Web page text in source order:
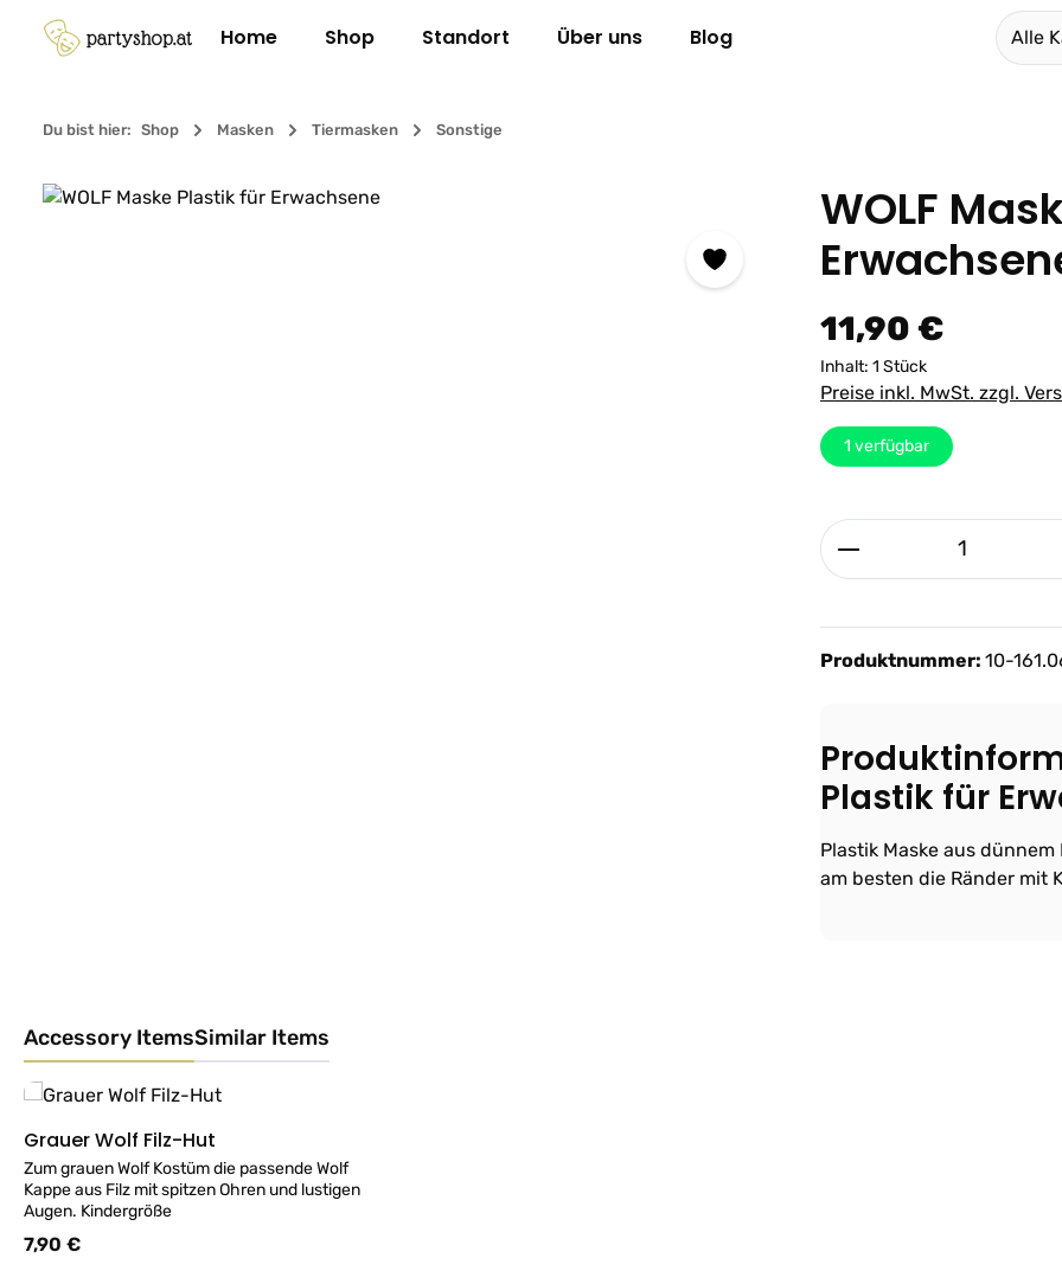
Hauptinhalt springen
Zur Suche springen
Zur Hauptnavigation springen
Home Shop Standort Über uns Blog Alle
Du bist hier: Shop Masken Tiermasken Sonstige
Bildergalerie überspringen
WOLF
Regulärer Preis:
11,90 €
Inhalt: 1 Stück
Preise inkl. MwSt. zzgl.
1 verfügbar
Produkt Anzahl:
Produktnummer: 10-
Plastik für
Plastik Maske aus
am besten die Ränder mit
Accessory ItemsSimilar Items
Produktgalerie überspringen
Details
Grauer Wolf Filz-Hut
Zum grauen Wolf Kostüm die passende Wolf
Kappe aus Filz mit spitzen Ohren und lustigen
Augen. Kindergröße
Regulärer Preis:
7,90 €